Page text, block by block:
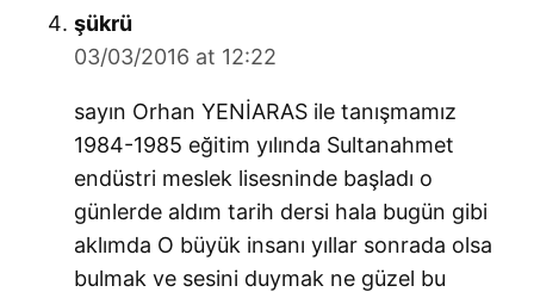
şükrü
03/03/2016 at 12:22
sayın Orhan YENİARAS ile tanışmamız
1984-1985 eğitim yılında Sultanahmet
endüstri meslek lisesninde başladı o
günlerde aldım tarih dersi hala bugün gibi
aklımda O büyük insanı yıllar sonrada olsa
bulmak ve sesini duymak ne güzel bu